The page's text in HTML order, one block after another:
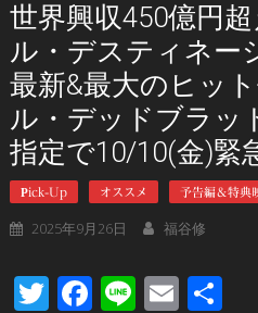
世界興収450億円
ル・デスティネー
最新&最大のヒッ
ル・デッドブラッ
指定で10/10(金)緊
Pick-Up オススメ 予告編＆特典
2025年9月26日 福谷修
Twitter
Facebook
LineEmail